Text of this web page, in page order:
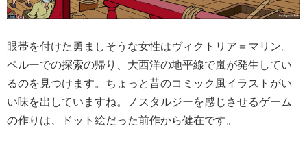
眼帯を付けた勇ましそうな女性はヴィクトリア＝マリン。
ペルーでの探索の帰り、大西洋の地平線で嵐が発生してい
るのを見つけます。ちょっと昔のコミック風イラストがい
い味を出していますね。ノスタルジーを感じさせるゲーム
の作りは、ドット絵だった前作から健在です。